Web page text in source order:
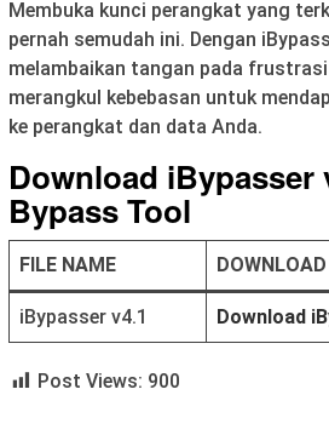
Membuka kunci perangkat yang
pernah semudah ini. Dengan
melambaikan tangan pada
merangkul kebebasan untuk
ke perangkat dan data Anda.
Download iBypasser
Bypass Tool
FILE NAME
iBypasser v4.1 Download
Post Views: 900